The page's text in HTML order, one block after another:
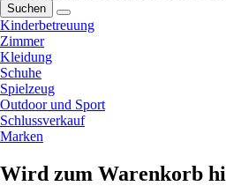
Suchen
Kinderbetreuung
Zimmer
Kleidung
Schuhe
Spielzeug
Outdoor und Sport
Schlussverkauf
Marken
Wird zum Warenkorb